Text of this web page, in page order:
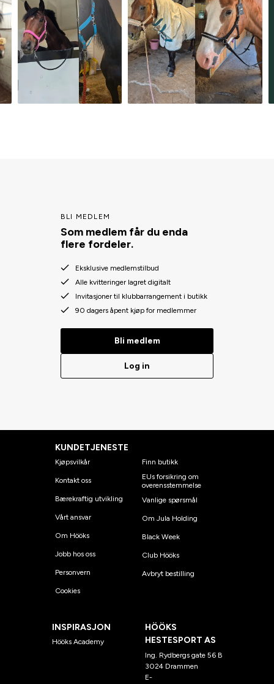
BLI MEDLEM
Som medlem får du enda
flere fordeler.
Eksklusive medlemstilbud
Alle kvitteringer lagret digitalt
Invitasjoner til klubbarrangement i butikk
90 dagers åpent kjøp for medlemmer
Bli medlem
Log in
KUNDETJENESTE
Kjøpsvilkår
Kontakt oss
Bærekraftig utvikling
Vårt ansvar
Om Hööks
Jobb hos oss
Personvern
Cookies
Finn butikk
EUs forsikring om
overensstemmelse
Vanlige spørsmål
Om Jula Holding
Black Week
Club Hööks
Avbryt bestilling
INSPIRASJON
Hööks Academy
HÖÖKS
HESTESPORT AS
Ing. Rydbergs gate 56 B
3024 Drammen
E-